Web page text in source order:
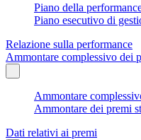
Piano della
Piano esecutivo di
Relazione sulla performance
Ammontare complessivo dei
Ammontare
Ammontare dei premi
Dati relativi ai premi